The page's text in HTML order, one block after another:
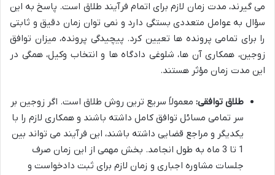
می گیرند، مدت زمان لازم برای اتمام فرآیند طلاق است. پاسخ به این
سؤال به عوامل متعددی بستگی دارد و نمی توان زمان دقیق و ثابتی
را برای تمامی پرونده ها تعیین کرد. پیچیدگی پرونده، میزان توافق
زوجین، همکاری آن ها، شلوغی دادگاه ها و انتخاب وکیل، همگی در
این مدت زمان مؤثر هستند.
طلاق توافقی: معمولاً سریع ترین روش طلاق است. اگر زوجین بر
سر تمامی مسائل توافق کامل داشته باشند و همکاری لازم را با
یکدیگر و مراجع قضایی داشته باشند، این فرآیند می تواند بین
1 تا 3 ماه به طول انجامد. بخش مهمی از این زمان صرف
جلسات مشاوره اجباری و زمان لازم برای ثبت دادخواست و